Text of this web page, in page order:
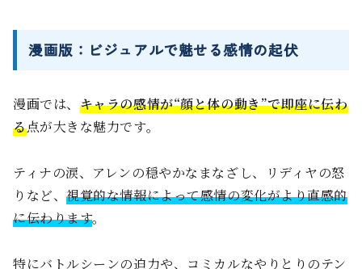
漫画版：ビジュアルで魅せる感情の起伏
漫画では、 キャラの感情が“顔と体の動き”で即座に伝わ
る点が大きな魅力です。
ティナの涙、アレンの穏やかなまなざし、リディヤの怒
りなど、視覚的な情報によって感情の変化がより直感的
に伝わります。
特にバトルシーンの迫力や、コミカルなやりとりのテン